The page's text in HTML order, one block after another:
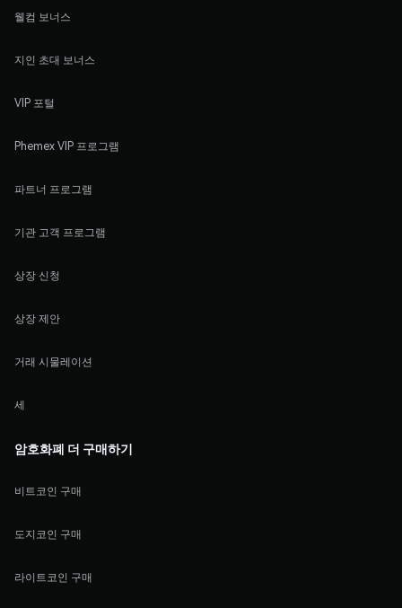
웰컴 보너스
지인 초대 보너스
VIP 포털
Phemex VIP 프로그램
파트너 프로그램
기관 고객 프로그램
상장 신청
상장 제안
거래 시물레이션
세
암호화폐 더 구매하기
비트코인 구매
도지코인 구매
라이트코인 구매